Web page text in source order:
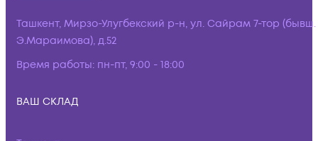
Ташкент, Мирзо-Улугбекский р-н, ул. Сайрам 7-тор (бывш.
Э.Мараимова), д.52
Время работы: пн-пт, 9:00 - 18:00
ВАШ СКЛАД